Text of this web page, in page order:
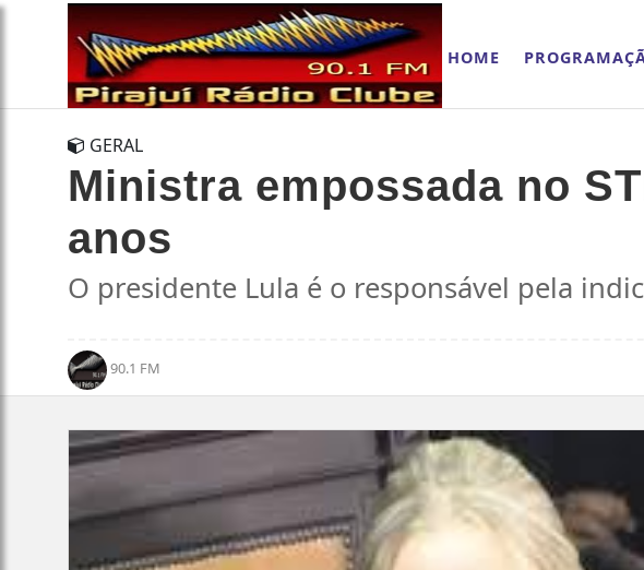
HOME
GERAL
Ministra empossada no
anos
O presidente Lula é o responsável pela
90.1 FM